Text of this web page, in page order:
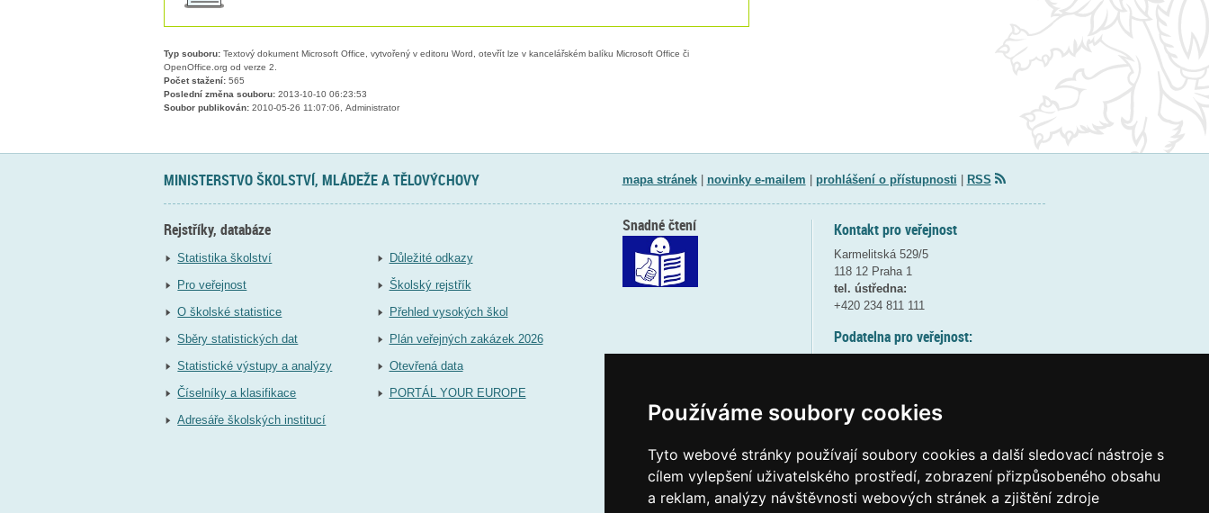
Používáme soubory cookies
Tyto webové stránky používají soubory cookies a další sledovací nástroje s
cílem vylepšení uživatelského prostředí, zobrazení přizpůsobeného obsahu
a reklam, analýzy návštěvnosti webových stránek a zjištění zdroje
Typ souboru: Textový dokument Microsoft Office, vytvořený v editoru Word, otevřít lze v kancelářském balíku Microsoft Office či
OpenOffice.org od verze 2.
Počet stažení: 565
Poslední změna souboru: 2013-10-10 06:23:53
Soubor publikován: 2010-05-26 11:07:06, Administrator
MINISTERSTVO ŠKOLSTVÍ, MLÁDEŽE A TĚLOVÝCHOVY mapa stránek| novinky e-mailem prohlášení o přístupnosti RSS
Rejstříky, databáze
Statistika školství
Pro veřejnost
O školské statistice
Sběry statistických dat
Statistické výstupy a analýzy
Číselníky a klasifikace
Adresáře školských institucí
Důležité odkazy
Školský rejstřík
Přehled vysokých škol
Plán veřejných zakázek 2026
Otevřená data
PORTÁL YOUR EUROPE
Kontakt pro veřejnost
Karmelitská 529/5
118 12 Praha 1
tel. ústředna:
+420 234 811 111
Podatelna pro veřejnost:
(více informací
Elektronická podatelna:
posta@msmtgov cz
Snadné čtení